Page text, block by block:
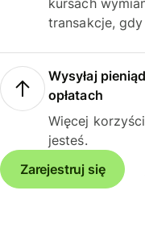
kursach
transakcje,
Wysyłaj
opłatach
Więcej
jesteś.
Zarejestruj się